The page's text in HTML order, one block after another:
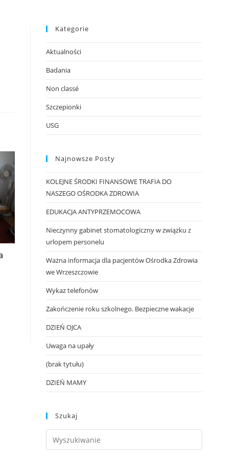
Kategorie
Aktualności
Badania
Non classé
Szczepionki
USG
Najnowsze Posty
KOLEJNE ŚRODKI FINANSOWE TRAFIA DO
NASZEGO OŚRODKA ZDROWIA
EDUKACJA ANTYPRZEMOCOWA
Nieczynny gabinet stomatologiczny w związku z
urlopem personelu
Ważna informacja dla pacjentów Ośrodka Zdrowia
we Wrzeszczowie
Wykaz telefonów
Zakończenie roku szkolnego. Bezpieczne wakacje
DZIEŃ OJCA
Uwaga na upały
(brak tytułu)
DZIEŃ MAMY
Szukaj